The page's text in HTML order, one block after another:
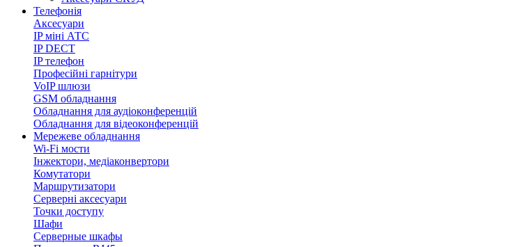
Телефонія
Аксесуари
IP міні АТС
IP DECT
IP телефон
Професійні гарнітури
VoIP шлюзи
GSM обладнання
Обладнання для аудіоконференцій
Обладнання для відеоконференцій
Мережеве обладнання
Wi-Fi мости
Інжектори, медіаконвертори
Комутатори
Маршрутизатори
Серверні аксесуари
Точки доступу
Шафи
Серверные шкафы